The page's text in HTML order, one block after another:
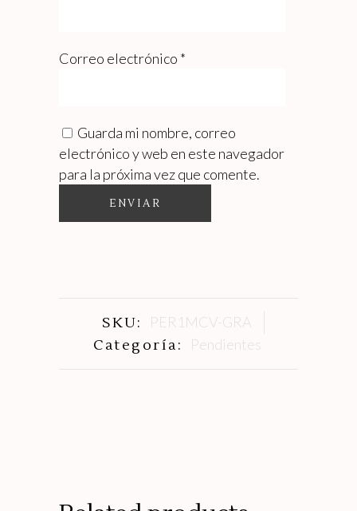
Correo electrónico *
Guarda mi nombre, correo
electrónico y web en este navegador
para la próxima vez que comente.
SKU: PER1MCV-GRA
Categoría: Pendientes